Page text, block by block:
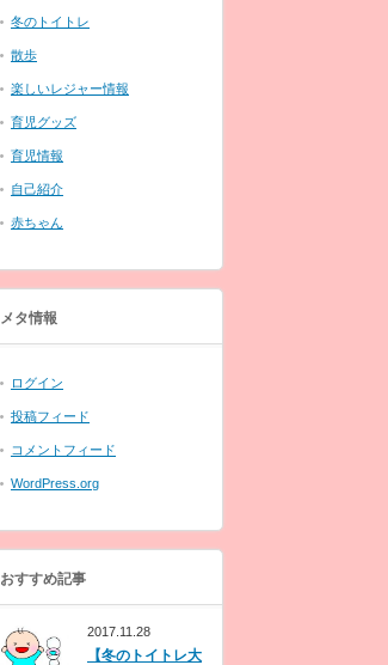
冬のトイトレ
散歩
楽しいレジャー情報
育児グッズ
育児情報
自己紹介
赤ちゃん
メタ情報
ログイン
投稿フィード
コメントフィード
WordPress.org
おすすめ記事
2017.11.28
【冬のトイトレ大